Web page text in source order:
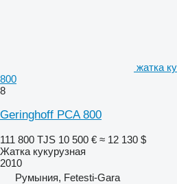
жатка
800
8
Geringhoff PCA 800
111 800 TJS 10 500 € ≈ 12 130 $
Жатка кукурузная
2010
Румыния, Fetesti-Gara